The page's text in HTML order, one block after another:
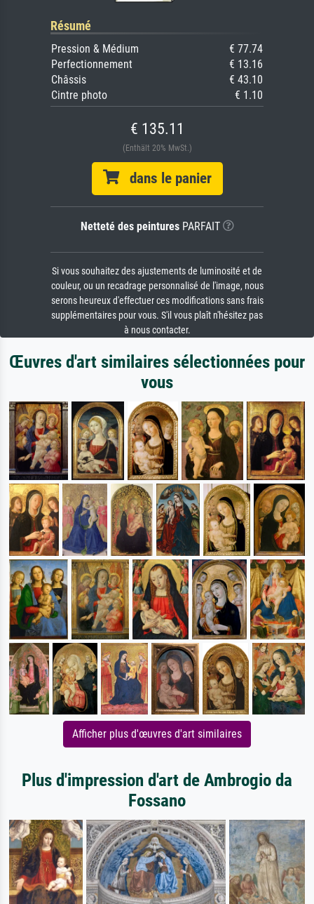
Résumé
Pression & Médium
€ 77.74
Perfectionnement
€ 13.16
Châssis
€ 43.10
Cintre photo
€ 1.10
€ 135.11
(Enthält 20% MwSt.)
dans le panier
Netteté des peinturesPARFAIT
Si vous souhaitez des ajustements de luminosité et de
couleur, ou un recadrage personnalisé de l'image, nous
serons heureux d'effectuer ces modifications sans frais
supplémentaires pour vous. S'il vous plaît n'hésitez pas
à nous contacter.
Œuvres d'art similaires sélectionnées pour
vous
Afficher plus d'œuvres d'art similaires
Plus d'impression d'art de Ambrogio da
Fossano